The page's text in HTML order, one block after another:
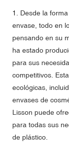
1. Desde la
envase, todo en
pensando en su
ha estado
para sus
competitivos.
ecológicas,
envases de
Lisson puede
para todas sus
de plástico.